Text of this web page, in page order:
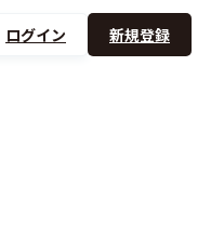
ログイン 新規登録